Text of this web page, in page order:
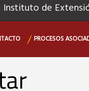
Instituto de
PROCESOS